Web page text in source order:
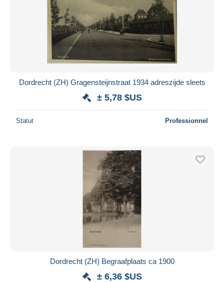
Dordrecht (ZH) Gragensteijnstraat 1934 adreszijde sleets
± 5,78 $US
Statut Professionnel
Dordrecht (ZH) Begraafplaats ca 1900
± 6,36 $US